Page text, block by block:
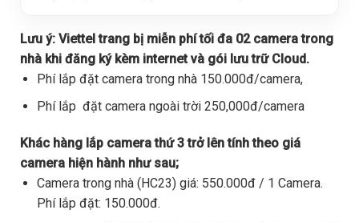
Lưu ý: Viettel trang bị miễn phí tối đa 02 camera trong
nhà khi đăng ký kèm internet và gói lưu trữ Cloud.
Phí lắp đặt camera trong nhà 150.000đ/camera,
Phí lắp đặt camera ngoài trời 250,000đ/camera
Khác hàng lắp camera thứ 3 trở lên tính theo giá
camera hiện hành như sau;
Camera trong nhà (HC23) giá: 550.000đ / 1 Camera.
Phí lắp đặt: 150.000đ.